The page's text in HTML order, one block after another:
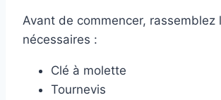
Avant de commencer, rassemblez
nécessaires :
Clé à molette
Tournevis